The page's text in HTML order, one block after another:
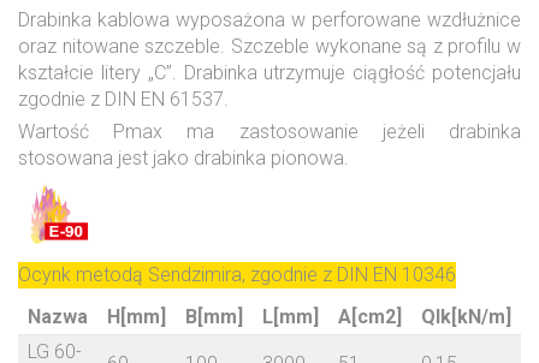
Drabinka kablowa wyposażona w perforowane wzdłużnice
oraz nitowane szczeble. Szczeble wykonane są z profilu w
kształcie litery „C”. Drabinka utrzymuje ciągłość potencjału
zgodnie z DIN EN 61537.
Wartość Pmax ma zastosowanie jeżeli drabinka
stosowana jest jako drabinka pionowa.
Ocynk metodą Sendzimira, zgodnie z DIN EN 10346
Nazwa
H[mm] B[mm] L[mm] A[cm2] Qlk[kN/m]
LG 60-